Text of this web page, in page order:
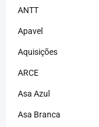
ANTT
Apavel
Aquisições
ARCE
Asa Azul
Asa Branca